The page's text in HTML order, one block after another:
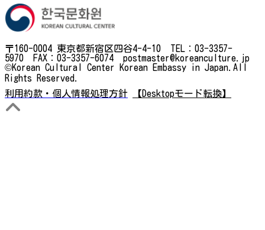
〒160-0004 東京都新宿区四谷4-4-10 TEL：03-3357-
5970 FAX：03-3357-6074 postmaster@koreanculture.jp
©Korean Cultural Center Korean Embassy in Japan.All
Rights Reserved.
利用約款・個人情報処理方針
【Desktopモード転換】